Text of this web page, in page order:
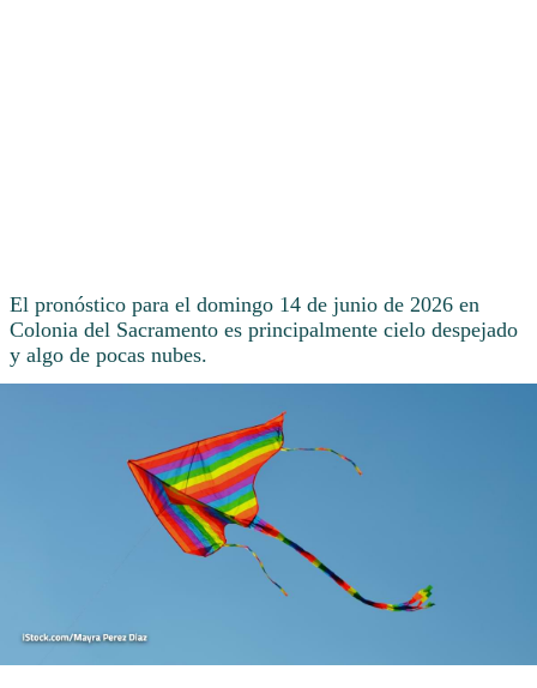
El pronóstico para el domingo 14 de junio de 2026 en
Colonia del Sacramento es principalmente cielo despejado
y algo de pocas nubes.